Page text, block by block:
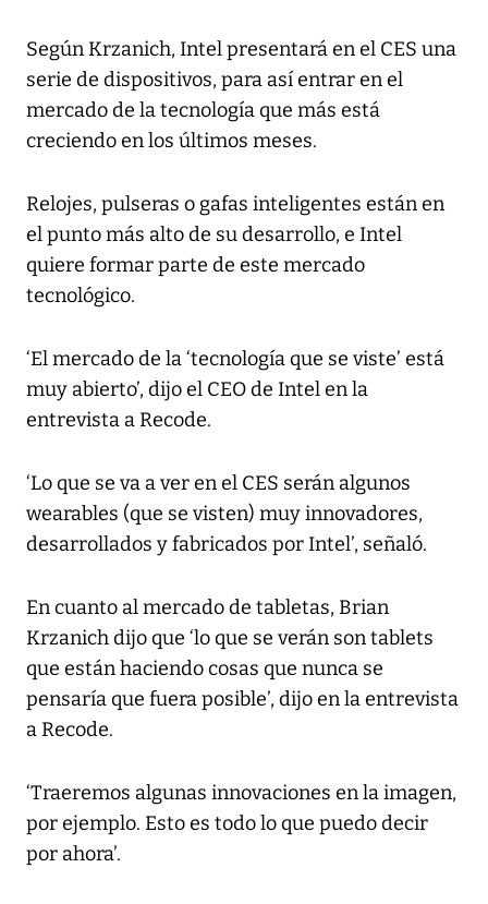
Según Krzanich, Intel presentará en el CES una
serie de dispositivos, para así entrar en el
mercado de la tecnología que más está
creciendo en los últimos meses.
Relojes, pulseras o gafas inteligentes están en
el punto más alto de su desarrollo, e Intel
quiere formar parte de este mercado
tecnológico.
‘El mercado de la ‘tecnología que se viste’ está
muy abierto’, dijo el CEO de Intel en la
entrevista a Recode.
‘Lo que se va a ver en el CES serán algunos
wearables (que se visten) muy innovadores,
desarrollados y fabricados por Intel’, señaló.
En cuanto al mercado de tabletas, Brian
Krzanich dijo que ‘lo que se verán son tablets
que están haciendo cosas que nunca se
pensaría que fuera posible’, dijo en la entrevista
a Recode.
‘Traeremos algunas innovaciones en la imagen,
por ejemplo. Esto es todo lo que puedo decir
por ahora’.